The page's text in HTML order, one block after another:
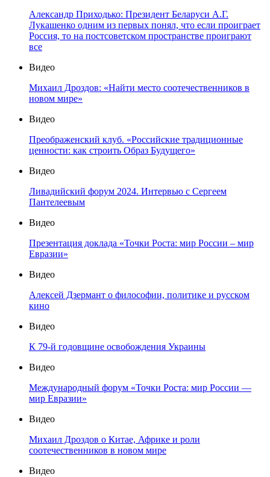
Александр Приходько: Президент Беларуси А.Г.
Лукашенко одним из первых понял, что если проиграет
Россия, то на постсоветском пространстве проиграют
все
Видео
Михаил Дроздов: «Найти место соотечественников в
новом мире»
Видео
Преображенский клуб. «Российские традиционные
ценности: как строить Образ Будущего»
Видео
Ливадийский форум 2024. Интервью с Сергеем
Пантелеевым
Видео
Презентация доклада «Точки Роста: мир России – мир
Евразии»
Видео
Алексей Дзермант о философии, политике и русском
кино
Видео
К 79-й годовщине освобождения Украины
Видео
Международный форум «Точки Роста: мир России —
мир Евразии»
Видео
Михаил Дроздов о Китае, Африке и роли
соотечественников в новом мире
Видео